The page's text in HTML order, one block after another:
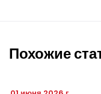
Похожие